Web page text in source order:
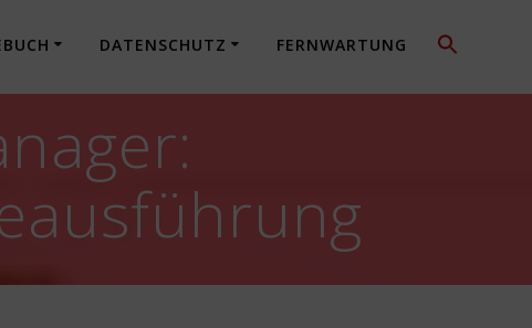
DATENSCHUTZ FERNWARTUNG